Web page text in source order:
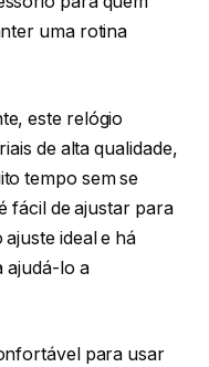
uma rotina
este relógio
de alta qualidade,
tempo sem se
fácil de ajustar para
ideal e há
ajudá-lo a
para usar